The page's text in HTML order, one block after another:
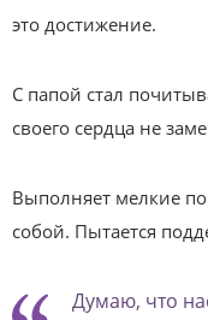
это достижение.
С папой стал
своего сердца не
Выполняет мелкие
собой. Пытается
Думаю, что